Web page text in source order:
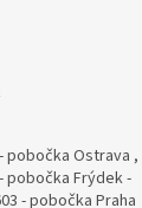
pobočka Ostrava ,
pobočka Frýdek -
- pobočka Praha